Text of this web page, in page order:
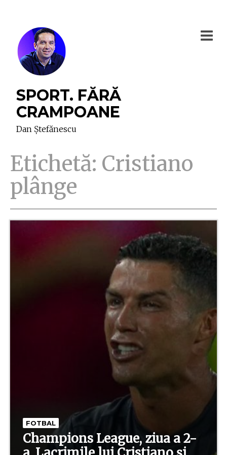
SPORT. FĂRĂ
CRAMPOANE
Dan Ștefănescu
Etichetă: Cristiano
plânge
FOTBAL
Champions League, ziua a 2-